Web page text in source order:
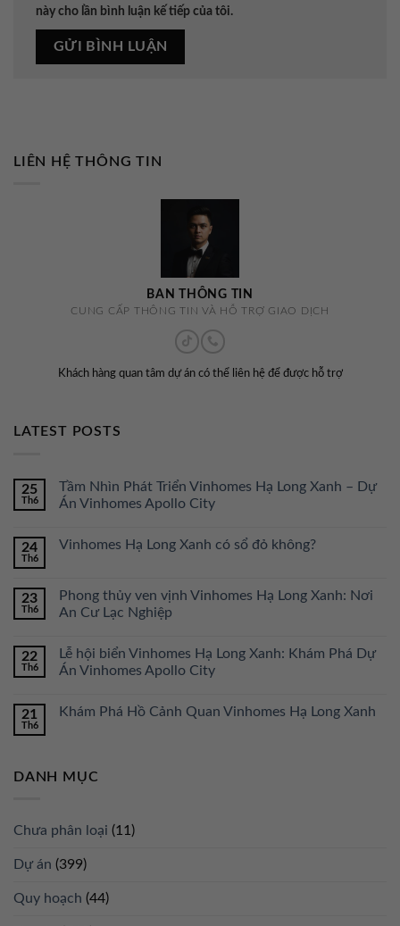
này cho lần bình luận kế tiếp của tôi.
LIÊN HỆ THÔNG TIN
BAN THÔNG TIN
CUNG CẤP THÔNG TIN VÀ HỖ TRỢ GIAO DỊCH
Khách hàng quan tâm dự án có thể liên hệ để được hỗ trợ
LATEST POSTS
25
Th6
Tầm Nhìn Phát Triển Vinhomes Hạ Long Xanh – Dự
Án Vinhomes Apollo City
24
Th6
Vinhomes Hạ Long Xanh có sổ đỏ không?
23
Th6
Phong thủy ven vịnh Vinhomes Hạ Long Xanh: Nơi
An Cư Lạc Nghiệp
22
Th6
Lễ hội biển Vinhomes Hạ Long Xanh: Khám Phá Dự
Án Vinhomes Apollo City
21
Th6
Khám Phá Hồ Cảnh Quan Vinhomes Hạ Long Xanh
DANH MỤC
Chưa phân loại (11)
Dự án (399)
Quy hoạch (44)